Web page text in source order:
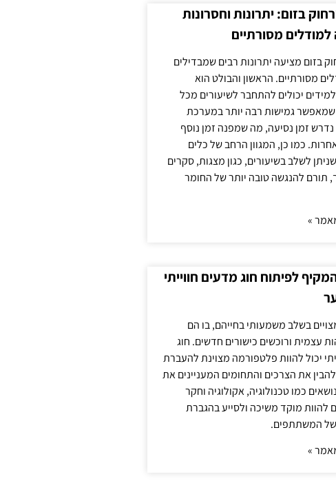
בזום: יתרונות וחסרונות
מסורתיים
בזום מציעה יתרונות רבים שמבדילים
מסורתיים. הראשון והבולט הוא
יכולים להתחבר לשיעורים מכל
גמישות רבה יותר במערכת
זמן נסיעה, מה שמפנה זמן נוסף
כמו כן, המגוון הרחב של כלים
שניתן לשלב בשיעורים, כגון מצגות, סקרים
תורם להנגשה טובה יותר של החומר
»
לפיתוח חוג מדעים חווייתי
בשלב משמעותי בחייהם, בו הם
עצמית ורוכשים כישורים חדשים. חוג
יכול להוות פלטפורמה מצוינת להעברת
את הצרכים והתחומים המעניינים את
כמו טכנולוגיה, אקולוגיה וחקר
להוות מוקד משיכה ולסייע בהגברת
המשתתפים.
»